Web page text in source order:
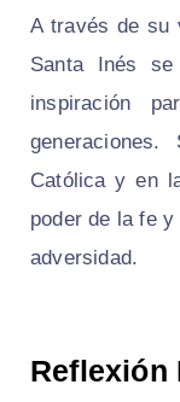
A través de su
Santa Inés
inspiración
Católica y en
poder de la fe
adversidad.
Reflexión